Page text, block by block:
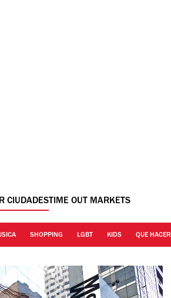
CIUDADESTIME OUT MARKETS
SHOPPING LGBT KIDS QUE HACER